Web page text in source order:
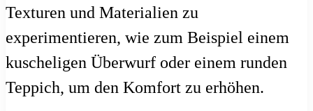
Texturen und Materialien zu
experimentieren, wie zum Beispiel einem
kuscheligen Überwurf oder einem runden
Teppich, um den Komfort zu erhöhen.